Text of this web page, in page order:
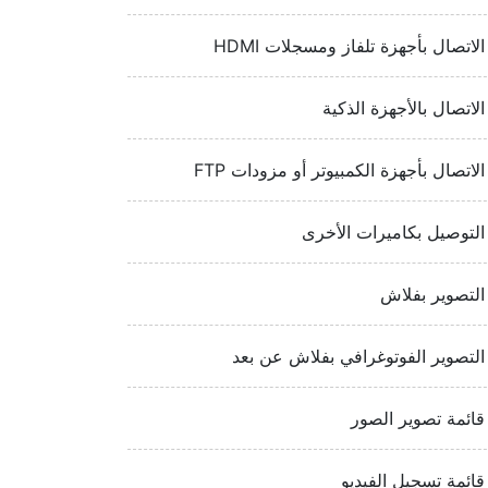
الاتصال بأجهزة تلفاز ومسجلات HDMI‏
الاتصال بالأجهزة الذكية
الاتصال بأجهزة الكمبيوتر أو مزودات FTP‏
التوصيل بكاميرات الأخرى
التصوير بفلاش
التصوير الفوتوغرافي بفلاش عن بعد
قائمة تصوير الصور
قائمة تسجيل الفيديو